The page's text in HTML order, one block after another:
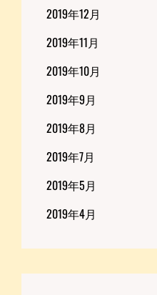
2019年12月
2019年11月
2019年10月
2019年9月
2019年8月
2019年7月
2019年5月
2019年4月